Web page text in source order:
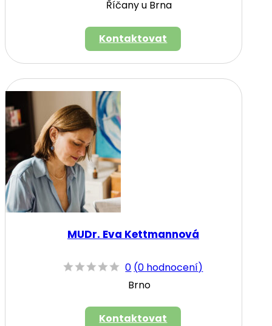
Říčany u Brna
Kontaktovat
MUDr. Eva Kettmannová
0 (0 hodnocení)
Brno
Kontaktovat